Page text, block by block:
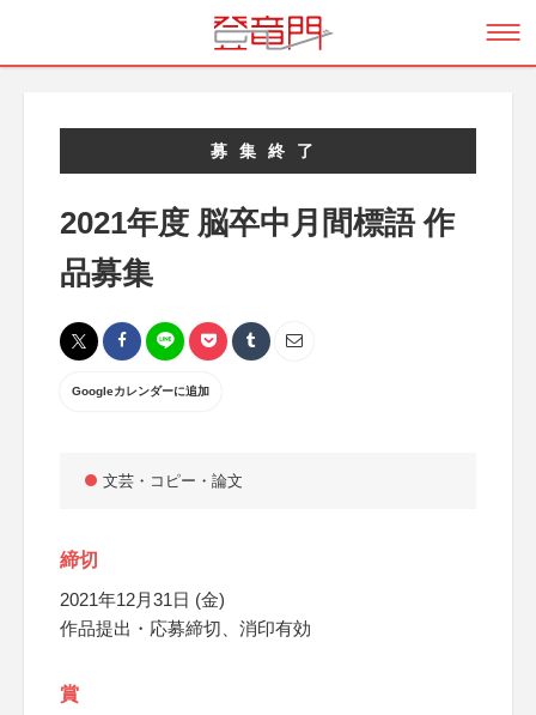
募集終了
2021年度 脳卒中月間標語 作
品募集
Googleカレンダーに追加
文芸・コピー・論文
締切
2021年12月31日 (金)
作品提出・応募締切、消印有効
賞